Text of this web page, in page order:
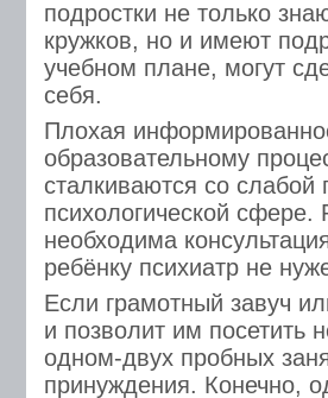
подростки не только
кружков, но и имеют
учебном плане, могут
себя.
Плохая
образовательному
сталкиваются со
психологической сфере.
необходима
ребёнку психиатр не
Если грамотный завуч
и позволит им посетить
одном-двух пробных
принуждения. Конечно,